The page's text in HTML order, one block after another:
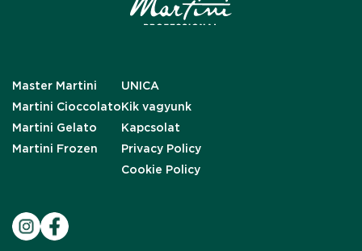
Master Martini
Martini Cioccolato
Martini Gelato
Martini Frozen
UNICA
Kik vagyunk
Kapcsolat
Privacy Policy
Cookie Policy